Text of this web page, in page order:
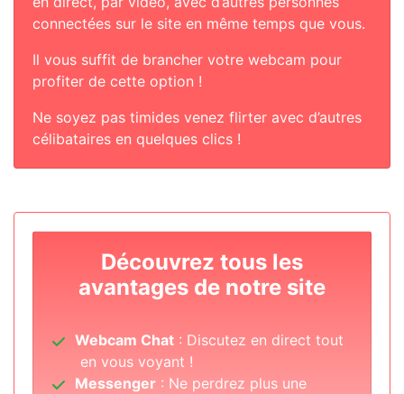
connectées sur le site en même temps que vous.
Il vous suffit de brancher votre webcam pour
profiter de cette option !
Ne soyez pas timides venez flirter avec d’autres
célibataires en quelques clics !
Découvrez tous les
avantages de notre site
Webcam Chat: Discutez en direct tout
en vous voyant !
Messenger: Ne perdrez plus une